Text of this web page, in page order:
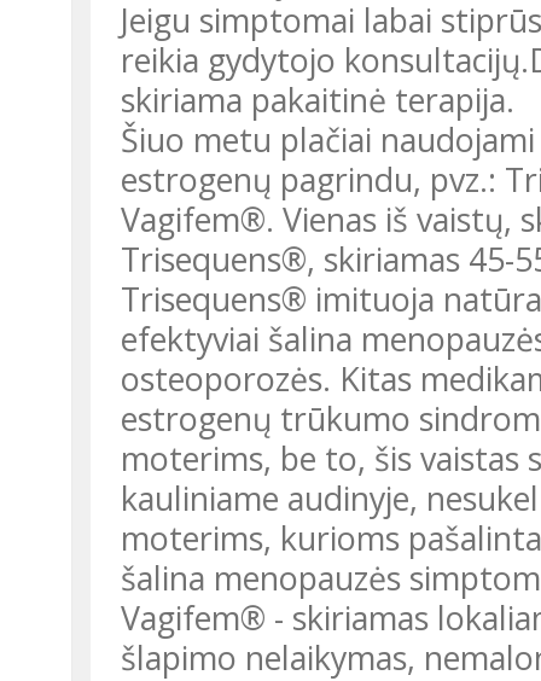
Jeigu simptomai labai
reikia gydytojo
skiriama pakaitinė terapija.
Šiuo metu plačiai
estrogenų pagrindu, pvz.:
Vagifem®. Vienas iš vaistų,
Trisequens®, skiriamas 45-
Trisequens® imituoja
efektyviai šalina
osteoporozės. Kitas
estrogenų trūkumo
moterims, be to, šis vaistas
kauliniame audinyje,
moterims, kurioms
šalina menopauzės
Vagifem® - skiriamas
šlapimo nelaikymas,